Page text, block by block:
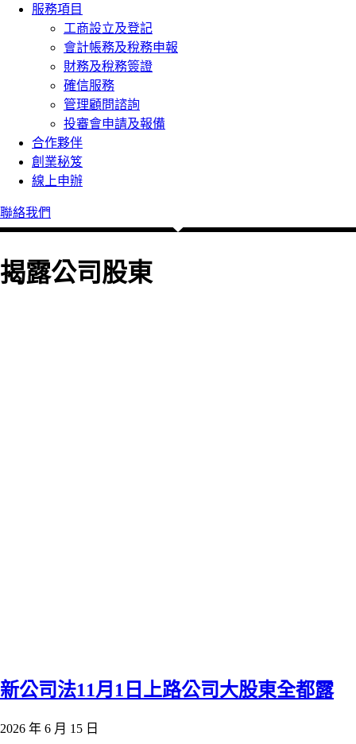
服務項目
工商設立及登記
會計帳務及稅務申報
財務及稅務簽證
確信服務
管理顧問諮詢
投審會申請及報備
合作夥伴
創業秘笈
線上申辦
聯絡我們
揭露公司股東
新公司法11月1日上路公司大股東全都露
2026 年 6 月 15 日